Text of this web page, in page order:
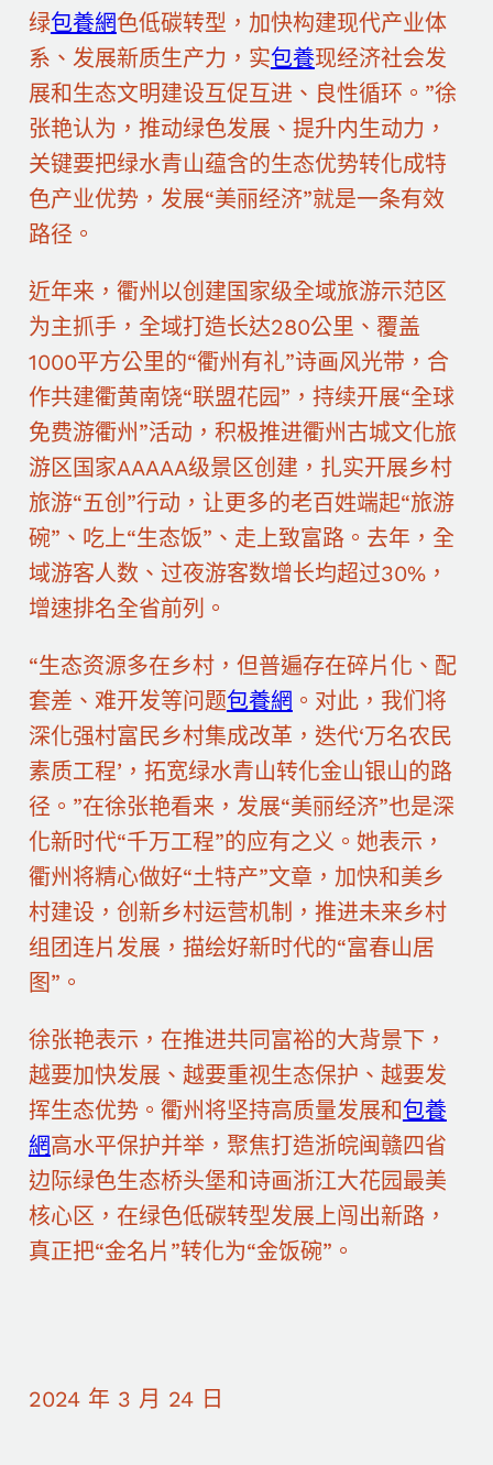
绿包養網色低碳转型，加快构建现代产业体
系、发展新质生产力，实包養现经济社会发
展和生态文明建设互促互进、良性循环。”徐
张艳认为，推动绿色发展、提升内生动力，
关键要把绿水青山蕴含的生态优势转化成特
色产业优势，发展“美丽经济”就是一条有效
路径。
近年来，衢州以创建国家级全域旅游示范区
为主抓手，全域打造长达280公里、覆盖
1000平方公里的“衢州有礼”诗画风光带，合
作共建衢黄南饶“联盟花园”，持续开展“全球
免费游衢州”活动，积极推进衢州古城文化旅
游区国家AAAAA级景区创建，扎实开展乡村
旅游“五创”行动，让更多的老百姓端起“旅游
碗”、吃上“生态饭”、走上致富路。去年，全
域游客人数、过夜游客数增长均超过30%，
增速排名全省前列。
“生态资源多在乡村，但普遍存在碎片化、配
套差、难开发等问题包養網 。对此，我们将
深化强村富民乡村集成改革，迭代‘万名农民
素质工程’，拓宽绿水青山转化金山银山的路
径。”在徐张艳看来，发展“美丽经济”也是深
化新时代“千万工程”的应有之义。她表示，
衢州将精心做好“土特产”文章，加快和美乡
村建设，创新乡村运营机制，推进未来乡村
组团连片发展，描绘好新时代的“富春山居
图”。
徐张艳表示，在推进共同富裕的大背景下，
越要加快发展、越要重视生态保护、越要发
挥生态优势。衢州将坚持高质量发展和包養
網高水平保护并举，聚焦打造浙皖闽赣四省
边际绿色生态桥头堡和诗画浙江大花园最美
核心区，在绿色低碳转型发展上闯出新路，
真正把“金名片”转化为“金饭碗”。
2024 年 3 月 24 日